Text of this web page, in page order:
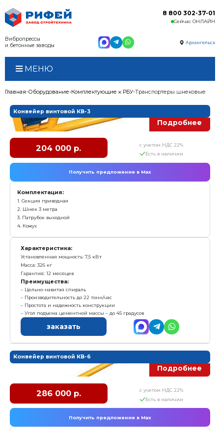
Вибропрессы
и бетонные заводы
МЕНЮ
Главная Оборудование Комплектующие к РБУ
Конвейер винтовой КВ-3
204 000 р.
Комплектация:
1. Секция приводная
2. Шнек 3 метра
3. Патрубок выходной
Характеристика:
Установленная мощность: 7,5 кВт
Масса: 326 кг
Гарантия: 12 месяцев
Преимущества:
Цельно-навитая спираль